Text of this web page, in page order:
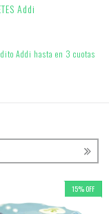
Addi
Addi hasta en 3 cuotas
15% OFF